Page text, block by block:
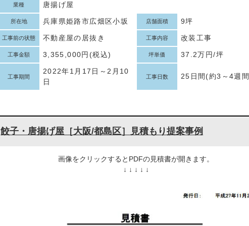
業種 唐揚げ屋
所在地 兵庫県姫路市広畑区小坂 店舗面積 9坪
工事前の状態 不動産屋の居抜き 工事内容 改装工事
工事金額 3,355,000円(税込) 坪単価 37.2万円/坪
工事期間
2022年1月17日～2月10
日
工事日数 25日間(約3～4週
餃子・唐揚げ屋［大阪/都島区］見積もり提案事例
画像をクリックするとPDFの見積書が開きます。
↓ ↓ ↓ ↓ ↓